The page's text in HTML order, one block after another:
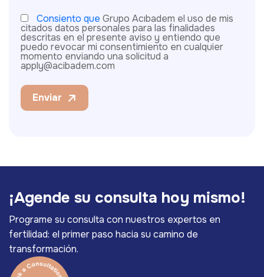
Consiento que Grupo Acıbadem el uso de mis
citados datos personales para las finalidades
descritas en el presente aviso y entiendo que
puedo revocar mi consentimiento en cualquier
momento enviando una solicitud a
apply@acibadem.com
Enviar
¡Agende su consulta hoy mismo!
Programe su consulta con nuestros expertos en
fertilidad: el primer paso hacia su camino de
transformación.